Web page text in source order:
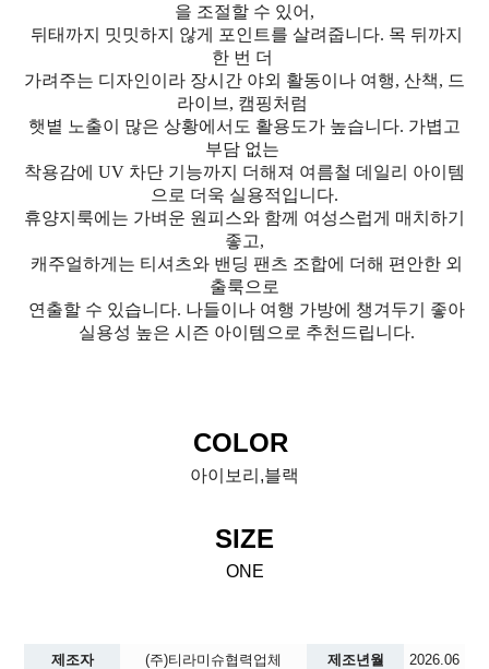
을 조절할 수 있어,
뒤태까지 밋밋하지 않게 포인트를 살려줍니다. 목 뒤까지
한 번 더
가려주는 디자인이라 장시간 야외 활동이나 여행, 산책, 드
라이브, 캠핑처럼
햇볕 노출이 많은 상황에서도 활용도가 높습니다. 가볍고
부담 없는
착용감에 UV 차단 기능까지 더해져 여름철 데일리 아이템
으로 더욱 실용적입니다.
휴양지룩에는 가벼운 원피스와 함께 여성스럽게 매치하기
좋고,
캐주얼하게는 티셔츠와 밴딩 팬츠 조합에 더해 편안한 외
출룩으로
연출할 수 있습니다. 나들이나 여행 가방에 챙겨두기 좋아
실용성 높은 시즌 아이템으로 추천드립니다.
COLOR
아이보리,블랙
SIZE
ONE
제조자 (주)티라미슈협력업체 제조년월
2026.06